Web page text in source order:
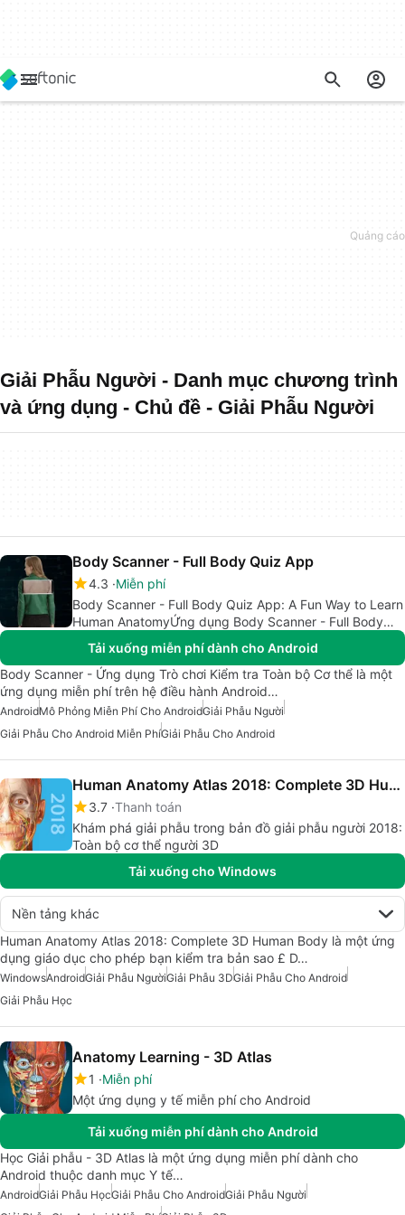
Giải Phẫu Người - Danh mục chương trình
và ứng dụng - Chủ đề - Giải Phẫu Người
Body Scanner - Full Body Quiz App
4.3 Miễn phí
Body Scanner - Full Body Quiz App: A Fun Way to Learn
Human AnatomyỨng dụng Body Scanner - Full Body
Quiz: Một cách vui nhộn để học về giải phẫu người
Tải xuống miễn phí dành cho Android
Body Scanner - Ứng dụng Trò chơi Kiểm tra Toàn bộ Cơ thể là một
ứng dụng miễn phí trên hệ điều hành Android…
AndroidMô Phỏng Miễn Phí Cho AndroidGiải Phẫu Người
Giải Phẫu Cho Android Miễn PhíGiải Phẫu Cho Android
Human Anatomy Atlas 2018: Complete 3D Human Body
3.7 Thanh toán
Khám phá giải phẫu trong bản đồ giải phẫu người 2018:
Toàn bộ cơ thể người 3D
Tải xuống cho Windows
Nền tảng khác
Human Anatomy Atlas 2018: Complete 3D Human Body là một ứng
dụng giáo dục cho phép bạn kiểm tra bản sao £ D…
WindowsAndroidGiải Phẫu NgườiGiải Phẫu 3DGiải Phẫu Cho Android
Giải Phẫu Học
Anatomy Learning - 3D Atlas
1
Miễn phí
Một ứng dụng y tế miễn phí cho Android
Tải xuống miễn phí dành cho Android
Học Giải phẫu - 3D Atlas là một ứng dụng miễn phí dành cho
Android thuộc danh mục Y tế…
AndroidGiải Phẫu HọcGiải Phẫu Cho AndroidGiải Phẫu Người